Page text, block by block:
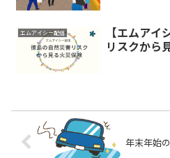
エムアイシー配信
【エムア
リスクから
年末年始